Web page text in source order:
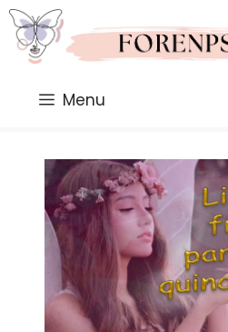
Saltar
al
contenido
Menu